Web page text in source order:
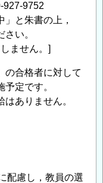
9752
と朱書の上，
い。
ません。]
の合格者に対して
定です。
ありません。
配慮し，教員の選